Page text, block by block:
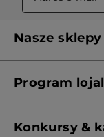
Nasze sklepy
Franczyza
Program
Konkursy &